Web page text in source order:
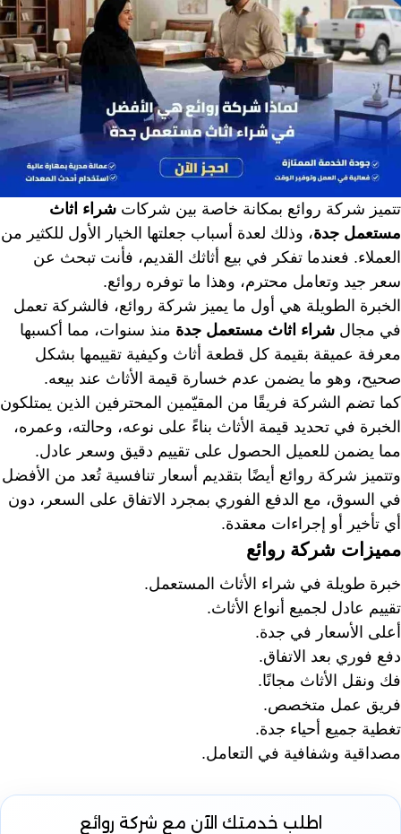
تتميز شركة روائع بمكانة خاصة بين شركات شراء اثاث
مستعمل جدة، وذلك لعدة أسباب جعلتها الخيار الأول للكثير من
العملاء. فعندما تفكر في بيع أثاثك القديم، فأنت تبحث عن
سعر جيد وتعامل محترم، وهذا ما توفره روائع.
الخبرة الطويلة هي أول ما يميز شركة روائع، فالشركة تعمل
في مجال شراء اثاث مستعمل جدة منذ سنوات، مما أكسبها
معرفة عميقة بقيمة كل قطعة أثاث وكيفية تقييمها بشكل
صحيح، وهو ما يضمن عدم خسارة قيمة الأثاث عند بيعه.
كما تضم الشركة فريقًا من المقيّمين المحترفين الذين يمتلكون
الخبرة في تحديد قيمة الأثاث بناءً على نوعه، وحالته، وعمره،
مما يضمن للعميل الحصول على تقييم دقيق وسعر عادل.
وتتميز شركة روائع أيضًا بتقديم أسعار تنافسية تُعد من الأفضل
في السوق، مع الدفع الفوري بمجرد الاتفاق على السعر، دون
أي تأخير أو إجراءات معقدة.
مميزات شركة روائع
خبرة طويلة في شراء الأثاث المستعمل.
تقييم عادل لجميع أنواع الأثاث.
أعلى الأسعار في جدة.
دفع فوري بعد الاتفاق.
فك ونقل الأثاث مجانًا.
فريق عمل متخصص.
تغطية جميع أحياء جدة.
مصداقية وشفافية في التعامل.
اطلب خدمتك الآن مع شركة روائع